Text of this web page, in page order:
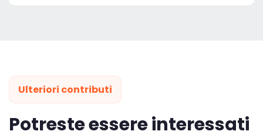
Ulteriori contributi
Potreste essere interessati